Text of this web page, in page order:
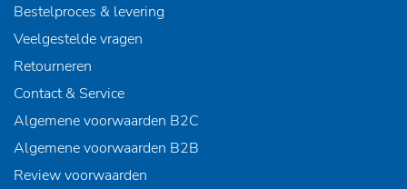
Bestelproces & levering
Veelgestelde vragen
Retourneren
Contact & Service
Algemene voorwaarden B2C
Algemene voorwaarden B2B
Review voorwaarden